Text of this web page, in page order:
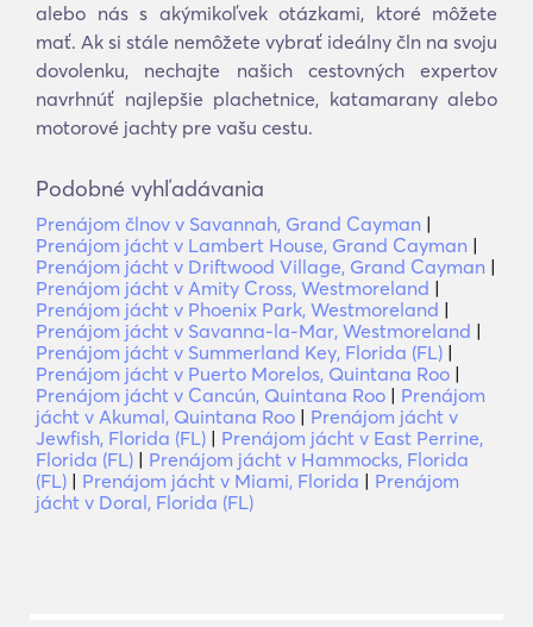
alebo nás s akýmikoľvek otázkami, ktoré môžete
mať. Ak si stále nemôžete vybrať ideálny čln na svoju
dovolenku, nechajte našich cestovných expertov
navrhnúť najlepšie plachetnice, katamarany alebo
motorové jachty pre vašu cestu.
Podobné vyhľadávania
Prenájom člnov v Savannah, Grand Cayman |
Prenájom jácht v Lambert House, Grand Cayman |
Prenájom jácht v Driftwood Village, Grand Cayman |
Prenájom jácht v Amity Cross, Westmoreland |
Prenájom jácht v Phoenix Park, Westmoreland |
Prenájom jácht v Savanna-la-Mar, Westmoreland |
Prenájom jácht v Summerland Key, Florida (FL) |
Prenájom jácht v Puerto Morelos, Quintana Roo |
Prenájom jácht v Cancún, Quintana Roo | Prenájom
jácht v Akumal, Quintana Roo | Prenájom jácht v
Jewfish, Florida (FL) | Prenájom jácht v East Perrine,
Florida (FL) | Prenájom jácht v Hammocks, Florida
(FL) | Prenájom jácht v Miami, Florida | Prenájom
jácht v Doral, Florida (FL)